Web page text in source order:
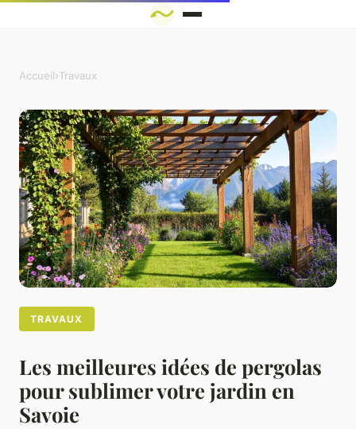
Accueil›Travaux
TRAVAUX
Les meilleures idées de pergolas
pour sublimer votre jardin en
Savoie